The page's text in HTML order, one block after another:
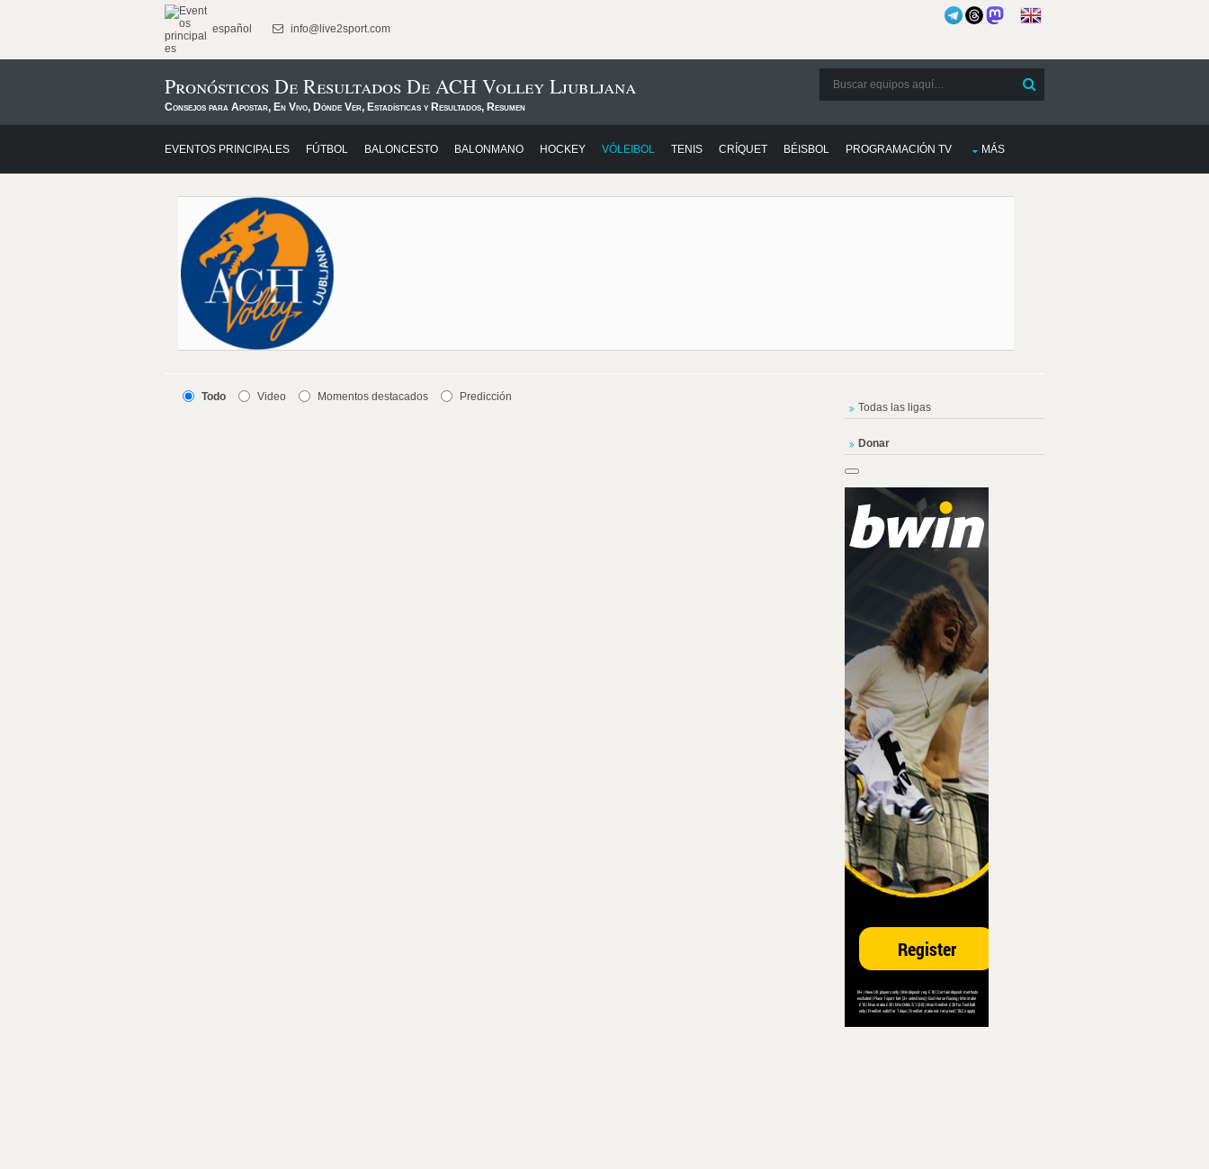
español info@live2sport.com
Pronósticos De Resultados De ACH Volley Ljubljana
Consejos para Apostar, En Vivo, Dónde Ver, Estadísticas y Resultados, Resumen
EVENTOS PRINCIPALES FÚTBOL BALONCESTO BALONMANO HOCKEY VÓLEIBOL TENIS CRÍQUET BÉISBOL PROGRAMACIÓN TV MÁS
Todo Video Momentos destacados Predicción
Todas las ligas
Donar